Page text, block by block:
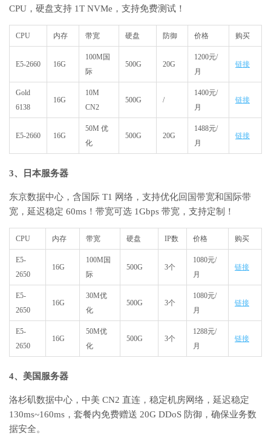
CPU，硬盘支持 1T NVMe，支持免费测试！
CPU 内存 带宽 硬盘 防御 价格 购买
E5-2660 16G
100M国
际
500G 20G
1200元/
月
链接
Gold
6138
16G
10M
CN2
500G /
1400元/
月
链接
E5-2660 16G
50M 优
化
500G 20G
1488元/
月
链接
3、日本服务器
东京数据中心，含国际 T1 网络，支持优化回国带宽和国际带
宽，延迟稳定 60ms！带宽可选 1Gbps 带宽，支持定制！
CPU 内存 带宽 硬盘 IP数 价格 购买
E5-
2650
16G
100M国
际
500G 3个
1080元/
月
链接
E5-
2650
16G
30M优
化
500G 3个
1080元/
月
链接
E5-
2650
16G
50M优
化
500G 3个
1288元/
月
链接
4、美国服务器
洛杉矶数据中心，中美 CN2 直连，稳定机房网络，延迟稳定
130ms~160ms，套餐内免费赠送 20G DDoS 防御，确保业务数
据安全。